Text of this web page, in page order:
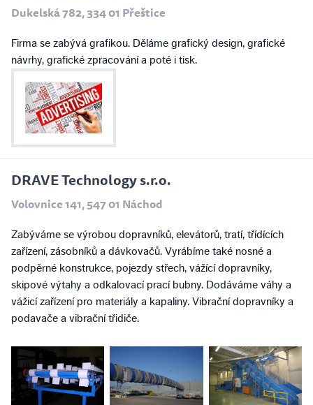
Dukelská 782, 334 01 Přeštice
Firma se zabývá grafikou. Děláme grafický design, grafické
návrhy, grafické zpracování a poté i tisk.
DRAVE Technology s.r.o.
Volovnice 141, 547 01 Náchod
Zabýváme se výrobou dopravníků, elevátorů, tratí, třídících
zařízení, zásobníků a dávkovačů. Vyrábíme také nosné a
podpěrné konstrukce, pojezdy střech, vážící dopravníky,
skipové výtahy a odkalovací prací bubny. Dodáváme váhy a
vážicí zařízení pro materiály a kapaliny. Vibrační dopravníky a
podavače a vibrační třidiče.